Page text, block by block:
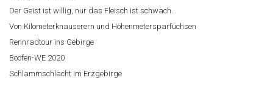
Der Geist ist willig, nur das Fleisch ist schwach…
Von Kilometerknauserern und Höhenmetersparfüchsen
Rennradtour ins Gebirge
Boofen-WE 2020
Schlammschlacht im Erzgebirge